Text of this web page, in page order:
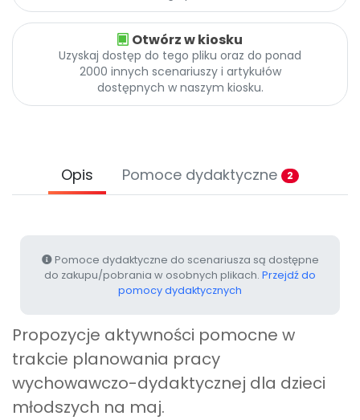
Promocje
Otwórz w kiosku
Uzyskaj dostęp do tego pliku oraz do ponad
2000 innych scenariuszy i artykułów
dostępnych w naszym kiosku.
Opis Pomoce dydaktyczne 2
Pomoce dydaktyczne do scenariusza są dostępne
do zakupu/pobrania w osobnych plikach. Przejdź do
pomocy dydaktycznych
Propozycje aktywności pomocne w
trakcie planowania pracy
wychowawczo-dydaktycznej dla dzieci
młodszych na maj.